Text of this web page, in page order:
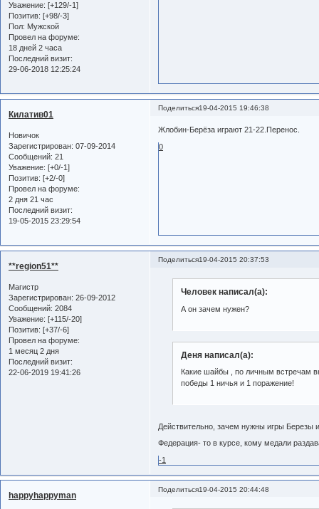
Уважение: [+129/-1]
Позитив: [+98/-3]
Пол: Мужской
Провел на форуме:
18 дней 2 часа
Последний визит:
29-06-2018 12:25:24
Поделиться19-04-2015 19:46:38
Килатив01
Новичок
Зарегистрирован: 07-09-2014
Сообщений: 21
Уважение: [+0/-1]
Позитив: [+2/-0]
Провел на форуме:
2 дня 21 час
Последний визит:
19-05-2015 23:29:54
Жлобин-Берёза играют 21-22.Перенос.
0
Поделиться19-04-2015 20:37:53
**region51**
Магистр
Зарегистрирован: 26-09-2012
Сообщений: 2084
Уважение: [+115/-20]
Позитив: [+37/-6]
Провел на форуме:
1 месяц 2 дня
Последний визит:
22-06-2019 19:41:26
Человек написал(а):
А он зачем нужен?
Деня написал(а):
Какие шайбы , по личным встречам
победы 1 ничья и 1 поражение!
Действительно, зачем нужны игры Березы
Федерация- то в курсе, кому медали
-1
Поделиться19-04-2015 20:44:48
happyhappyman